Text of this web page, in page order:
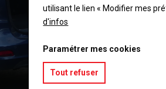
utilisant le lien « Modifier mes
d'infos
Paramétrer mes cookies
Tout refuser